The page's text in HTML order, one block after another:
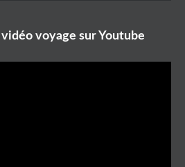
voyage sur Youtube